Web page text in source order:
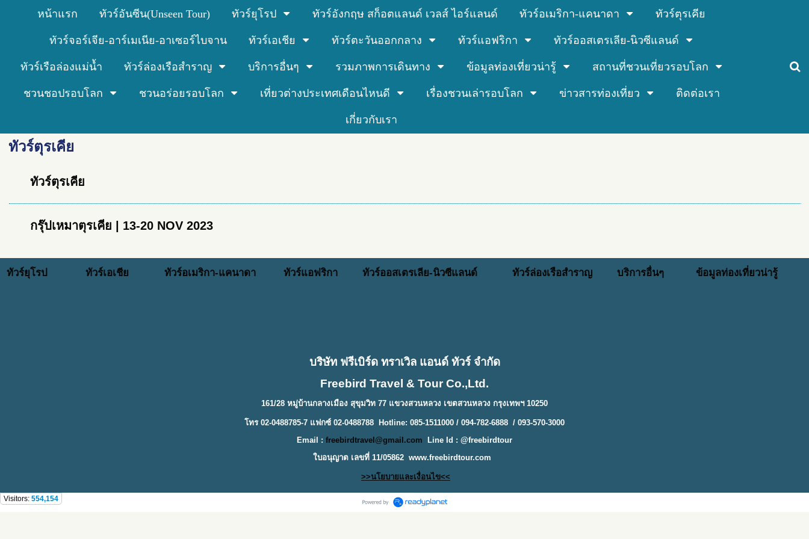
หน้าแรก ทัวร์อันซีน(Unseen Tour) ทัวร์ยุโรป ทัวร์อังกฤษ สก็อตแลนด์ เวลส์ ไอร์แลนด์ ทัวร์อเมริกา-แคนาดา ทัวร์ตุรเคีย
ทัวร์จอร์เจีย-อาร์เมเนีย-อาเซอร์ไบจาน ทัวร์เอเชีย ทัวร์ตะวันออกกลาง ทัวร์แอฟริกา ทัวร์ออสเตรเลีย-นิวซีแลนด์
ทัวร์เรือล่องแม่น้ำ ทัวร์ล่องเรือสำราญ บริการอื่นๆ รวมภาพการเดินทาง ข้อมูลท่องเที่ยวน่ารู้ สถานที่ชวนเที่ยวรอบโลก
ชวนชอปรอบโลก ชวนอร่อยรอบโลก เที่ยวต่างประเทศเดือนไหนดี เรื่องชวนเล่ารอบโลก ข่าวสารท่องเที่ยว ติดต่อเรา
เกี่ยวกับเรา
ทัวร์ตุรเคีย
ทัวร์ตุรเคีย
กรุ๊ปเหมาตุรเคีย | 13-20 NOV 2023
ทัวร์ยุโรป ทัวร์เอเชีย ทัวร์อเมริกา-แคนาดา ทัวร์แอฟริกา ทัวร์ออสเตรเลีย-นิวซีแลนด์ ทัวร์ล่องเรือสำราญ บริการอื่นๆ ข้อมูลท่องเที่ยวน่ารู้
บริษัท ฟรีเบิร์ด ทราเวิล แอนด์ ทัวร์ จำกัด
Freebird Travel & Tour Co.,Ltd.
161/28 หมู่บ้านกลางเมือง สุขุมวิท 77 แขวงสวนหลวง เขตสวนหลวง กรุงเทพฯ 10250
โทร 02-0488785-7 แฟกซ์ 02-0488788 Hotline: 085-1511000 / 094-782-6888 / 093-570-3000
Email : freebirdtravel@gmail.com
Line Id : @freebirdtour
ใบอนุญาต เลขที่ 11/05862 www.freebirdtour.com
>>นโยบายและเงื่อนไข<<
Visitors: 554,154